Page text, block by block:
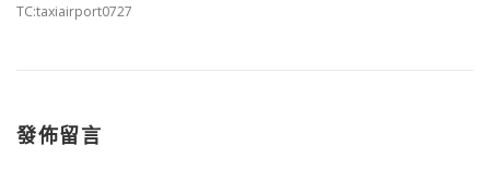
TC:taxiairport0727
發佈留言